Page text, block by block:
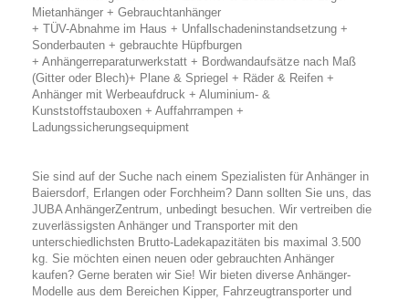
Mietanhänger + Gebrauchtanhänger
+ TÜV-Abnahme im Haus + Unfallschadeninstandsetzung +
Sonderbauten + gebrauchte Hüpfburgen
+ Anhängerreparaturwerkstatt + Bordwandaufsätze nach Maß
(Gitter oder Blech)+ Plane & Spriegel + Räder & Reifen +
Anhänger mit Werbeaufdruck + Aluminium- &
Kunststoffstauboxen + Auffahrrampen +
Ladungssicherungsequipment
Sie sind auf der Suche nach einem Spezialisten für Anhänger in
Baiersdorf, Erlangen oder Forchheim? Dann sollten Sie uns, das
JUBA AnhängerZentrum, unbedingt besuchen. Wir vertreiben die
zuverlässigsten Anhänger und Transporter mit den
unterschiedlichsten Brutto-Ladekapazitäten bis maximal 3.500
kg. Sie möchten einen neuen oder gebrauchten Anhänger
kaufen? Gerne beraten wir Sie! Wir bieten diverse Anhänger-
Modelle aus dem Bereichen Kipper, Fahrzeugtransporter und